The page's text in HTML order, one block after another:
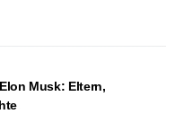
Musk: Eltern,